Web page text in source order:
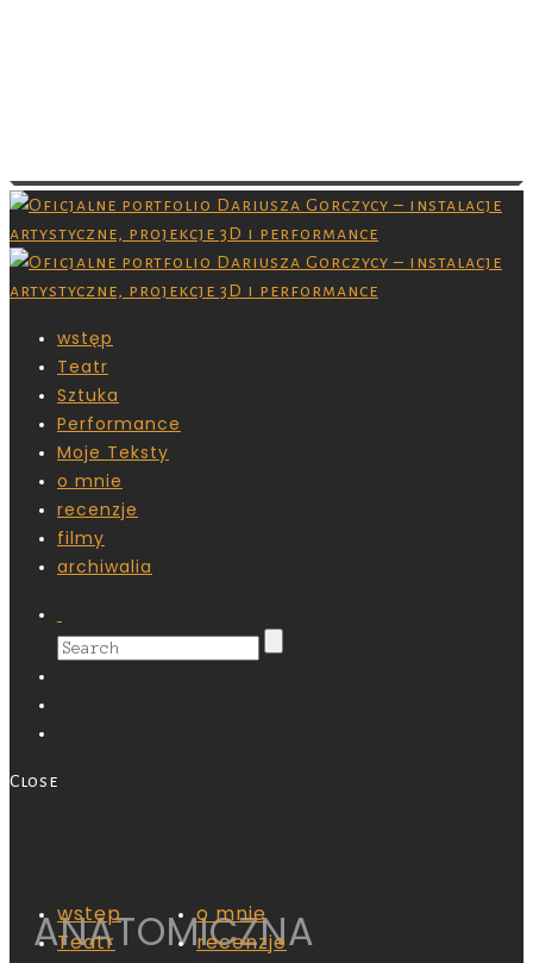
wstęp
Teatr
Sztuka
Performance
Moje Teksty
o mnie
recenzje
filmy
archiwalia
wstęp
Teatr
o mnie
recenzje
Close
ANATOMICZNA